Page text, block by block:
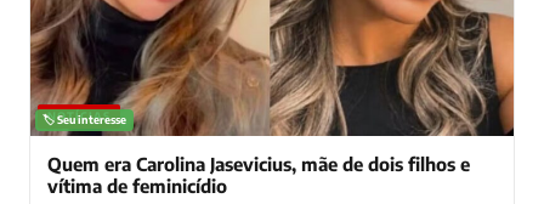
NOTÍCIAS
🏷️ Seu interesse
Quem era Carolina Jasevicius, mãe de dois filhos e
vítima de feminicídio